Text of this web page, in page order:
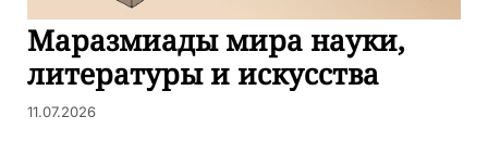
Маразмиады мира науки,
литературы и искусства
11.07.2026